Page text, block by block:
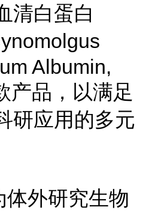
清白蛋白
Albumin,
产品，以满足
研应用的多元
体外研究生物